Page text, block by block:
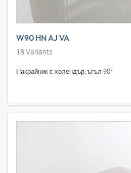
W90 HN AJ VA
18 Variants
Накрайник с холендър, ъгъл 90°